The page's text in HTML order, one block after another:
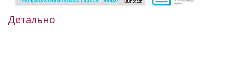
Детально